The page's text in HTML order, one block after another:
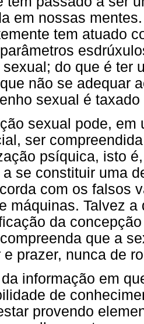
em nossas
tem atuado
do que é ter
não se adequar
sexual é
sexual pode, em
ser
psíquica, isto
a se constituir uma
com os falsos
máquinas. Talvez
da
que a
e prazer, nunca de
informação em
de
provendo